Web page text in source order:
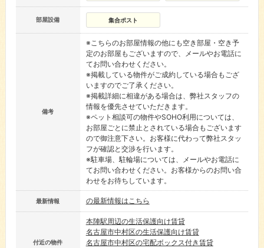
部屋設備 集合ポスト
備考
※こちらのお部屋情報の他にも空き部屋・空き予
定のお部屋もございますので、メールやお電話に
てお問い合わせください。
※掲載している物件がご成約している場合もござ
いますのでご了承ください。
※掲載詳細に相違がある場合は、弊社スタッフの
情報を優先させていただきます。
※ペット相談可の物件やSOHO利用については、
お部屋ごとに禁止とされている場合もございます
ので御注意下さい。お客様に代わって弊社スタッ
フが確認と交渉を行います。
※駐車場、駐輪場については、メールやお電話に
てお問い合わせください。お客様からのお問い合
わせをお待ちしています。
最新情報 の最新情報はこちら
付近の物件
本陣駅周辺の生活保護向け賃貸
名古屋市中村区の生活保護向け賃貸
名古屋市中村区の宅配ボックス付き賃貸